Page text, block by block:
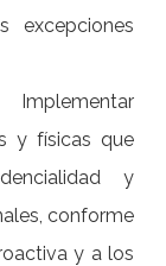
excepciones
Implementar
y físicas que
y
conforme
y a los